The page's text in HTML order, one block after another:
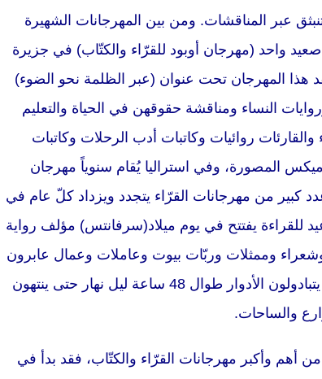
تنبثق عبر المناقشات. ومن بين المهرجانات الشهيرة
صعيد واحد (مهرجان أوبود للقرّاء والكتّاب) في جزيرة
هذا المهرجان تحت عنوان (عبر الظلمة نحو الضوء)
النساء ومناقشة حقوقهن في الحياة والتعليم
روائيات وكاتبات أدب الرحلات وكاتبات
المصورة، وفي استراليا يُقام سنوياً مهرجان
كبير من مهرجانات القرّاء يتجدد ويزداد كلّ عام في
للقراءة يفتتح في يوم ميلاد(سرفانتس) مؤلف رواية
وممثلات وربّات بيوت وعاملات وعمال عابرون
بقراءة مقاطع من دون كيخوتة يتبادولون الأدوار طوال 48 ساعة ليل نهار حتى ينتهون
والساحات.
أهم وأكبر مهرجانات القرّاء والكتّاب، فقد بدأ في